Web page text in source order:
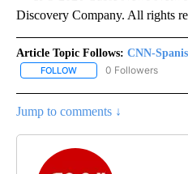
Discovery Company. All rights
Article Topic Follows: CNN-
FOLLOW FOLLOW "CNN-
0 Followers
Jump to comments ↓